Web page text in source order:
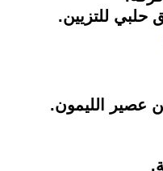
للتزيين.